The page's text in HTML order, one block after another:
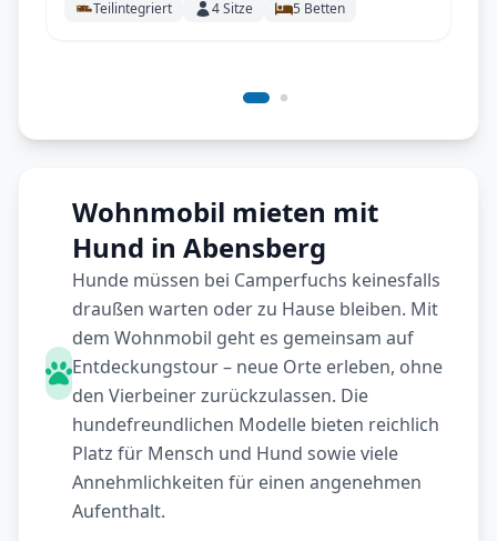
Teilintegriert 4Sitze 5 Betten
Wohnmobil mieten mit
Hund in Abensberg
Hunde müssen bei Camperfuchs keinesfalls
draußen warten oder zu Hause bleiben. Mit
dem Wohnmobil geht es gemeinsam auf
Entdeckungstour – neue Orte erleben, ohne
den Vierbeiner zurückzulassen. Die
hundefreundlichen Modelle bieten reichlich
Platz für Mensch und Hund sowie viele
Annehmlichkeiten für einen angenehmen
Aufenthalt.